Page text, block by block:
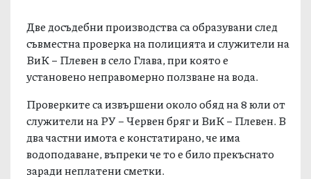
Две досъдебни производства са образувани след
съвместна проверка на полицията и служители на
ВиК – Плевен в село Глава, при която е
установено неправомерно ползване на вода.
Проверките са извършени около обяд на 8 юли от
служители на РУ – Червен бряг и ВиК – Плевен. В
два частни имота е констатирано, че има
водоподаване, въпреки че то е било прекъснато
заради неплатени сметки.